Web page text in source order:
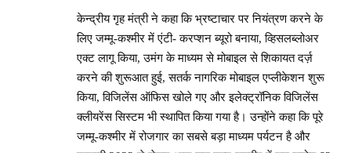
केन्द्रीय गृह मंत्री ने कहा कि भ्रष्टाचार पर नियंत्रण करने के
लिए जम्मू-कश्मीर में एंटी- करप्शन ब्यूरो बनाया, व्हिसलब्लोअर
एक्ट लागू किया, उमंग के माध्यम से मोबाइल से शिकायत दर्ज़
करने की शुरूआत हुई, सतर्क नागरिक मोबाइल एप्लीकेशन शुरू
किया, विजिलेंस ऑफिस खोले गए और इलेक्ट्रॉनिक विजिलेंस
क्लीयरेंस सिस्टम भी स्थापित किया गया है। उन्होंने कहा कि पूरे
जम्मू-कश्मीर में रोजगार का सबसे बड़ा माध्यम पर्यटन है और